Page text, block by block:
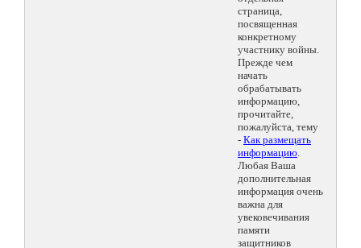
страница,
посвященная
конкретному
участнику войны.
Прежде чем
начать
обрабатывать
информацию,
прочитайте,
пожалуйста, тему
- Как размещать
информацию.
Любая Ваша
дополнительная
информация очень
важна для
увековечивания
памяти
защитников